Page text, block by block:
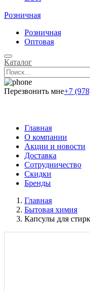
Розничная
Розничная
Оптовая
Каталог
Перезвонить мне+7
Главная
О компании
Акции и новости
Доставка
Сотрудничество
Скидки
Бренды
Главная
Бытовая химия
Капсулы для